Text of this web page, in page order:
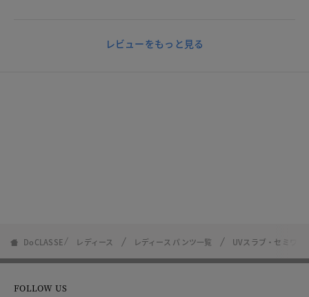
レビューをもっと見る
DoCLASSE レディース レディース パンツ一覧 UVスラブ・セミワ
FOLLOW US